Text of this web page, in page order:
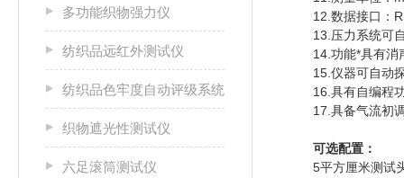
多功能织物强力仪
纺织品远红外测试仪
纺织品色牢度自动评级系统
织物遮光性测试仪
六足滚筒测试仪
12.数据接口：
13.压力系统可自
14.功能*具有消
15.仪器可自动探
16.具有自编程功
17.具备气流初调
可选配置：
5平方厘米测试